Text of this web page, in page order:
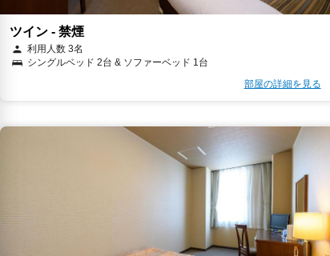
ツイン - 禁煙
利用人数 3名
シングルベッド 2台 & ソファーベッド 1台
部屋の詳細を見る